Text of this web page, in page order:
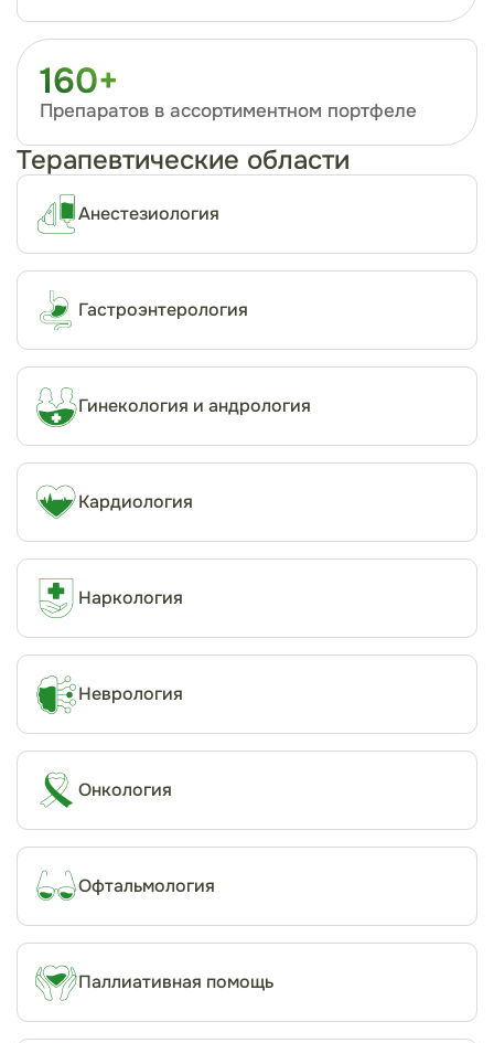
160+
Препаратов в ассортиментном портфеле
Терапевтические области
Анестезиология
Гастроэнтерология
Гинекология и андрология
Кардиология
Наркология
Неврология
Онкология
Офтальмология
Паллиативная помощь